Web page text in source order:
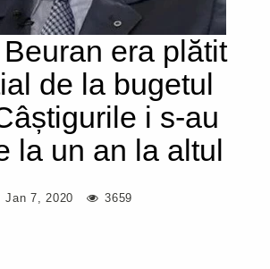
era plătit
de la bugetul
i s-au
la un an la altul
Jan 7, 2020 3659